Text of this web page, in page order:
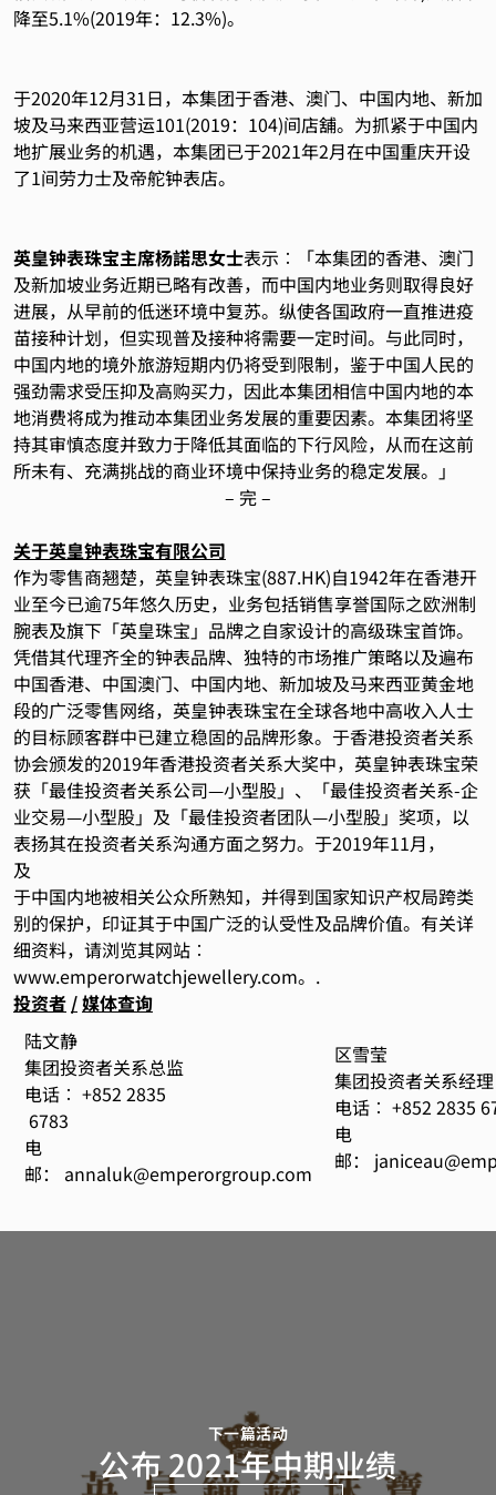
降至5.1%(2019年：12.3%)。
于2020年12月31日，本集团于香港、澳门、中国内地、新加
坡及马来西亚营运101(2019：104)间店舖。为抓紧于中国内
地扩展业务的机遇，本集团已于2021年2月在中国重庆开设
了1间劳力士及帝舵钟表店。
英皇钟表珠宝主席杨諾思女士表示︰「本集团的香港、澳门
及新加坡业务近期已略有改善，而中国内地业务则取得良好
进展，从早前的低迷环境中复苏。纵使各国政府一直推进疫
苗接种计划，但实现普及接种将需要一定时间。与此同时，
中国内地的境外旅游短期内仍将受到限制，鉴于中国人民的
强劲需求受压抑及高购买力，因此本集团相信中国内地的本
地消费将成为推动本集团业务发展的重要因素。本集团将坚
持其审慎态度并致力于降低其面临的下行风险，从而在这前
所未有、充满挑战的商业环境中保持业务的稳定发展。」
– 完–
关于英皇钟表珠宝有限公司
作为零售商翘楚，英皇钟表珠宝(887.HK)自1942年在香港开
业至今已逾75年悠久历史，业务包括销售享誉国际之欧洲制
腕表及旗下「英皇珠宝」品牌之自家设计的高级珠宝首饰。
凭借其代理齐全的钟表品牌、独特的市场推广策略以及遍布
中国香港、中国澳门、中国内地、新加坡及马来西亚黄金地
段的广泛零售网络，英皇钟表珠宝在全球各地中高收入人士
的目标顾客群中已建立稳固的品牌形象。于香港投资者关系
协会颁发的2019年香港投资者关系大奖中，英皇钟表珠宝荣
获「最佳投资者关系公司—小型股」、「最佳投资者关系-企
业交易—小型股」及「最佳投资者团队—小型股」奖项，以
表扬其在投资者关系沟通方面之努力。于2019年11月，
及
于中国内地被相关公众所熟知，并得到国家知识产权局跨类
别的保护，印证其于中国广泛的认受性及品牌价值。有关详
细资料，请浏览其网站︰
www.emperorwatchjewellery.com。.
投资者 /媒体查询
陆文静
集团投资者关系总监
电话︰ +852 2835
6783
电
邮：
annaluk@emperorgroup.com
区雪莹
集团投资者关系经理
电话︰ +852 2835
电
邮：
下一篇活动
公布 2021年中期业绩